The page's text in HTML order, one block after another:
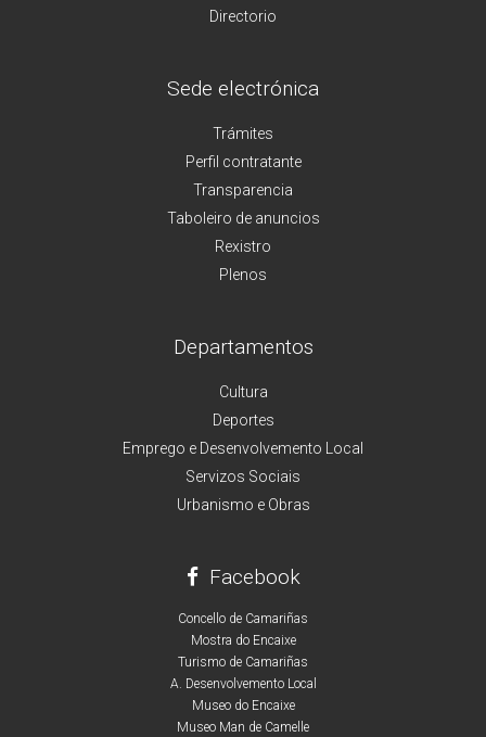
Directorio
Sede electrónica
Trámites
Perfil contratante
Transparencia
Taboleiro de anuncios
Rexistro
Plenos
Departamentos
Cultura
Deportes
Emprego e Desenvolvemento Local
Servizos Sociais
Urbanismo e Obras
Facebook
Concello de Camariñas
Mostra do Encaixe
Turismo de Camariñas
A. Desenvolvemento Local
Museo do Encaixe
Museo Man de Camelle